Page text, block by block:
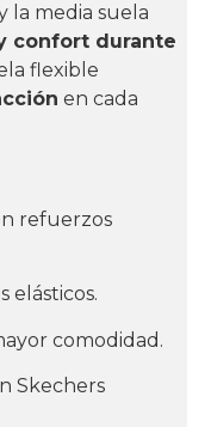
la media suela
confort durante
flexible
en cada
refuerzos
elásticos.
comodidad.
Skechers